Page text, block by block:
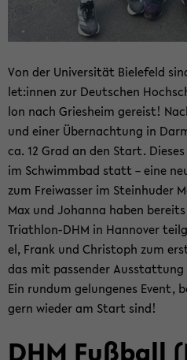
Von der Uni­ver­si­tät Bie­le­feld
let:innen zur Deut­schen
lon nach Gries­heim ge­reist!
und einer Über­nach­tung in
ca. 12 Grad an den Start.
im Schwimm­bad statt – eine
zum Frei­was­ser im Stein­hu­der
Max und Jo­han­na haben
Triathlon-​DHM in Han­no­ver
el, Frank und Chris­toph zum
das mit pas­sen­der Aus­stat­tung
Ein rund­um ge­lun­ge­nes Event,
gern wie­der am Start sind!
DHM Fuß­ball